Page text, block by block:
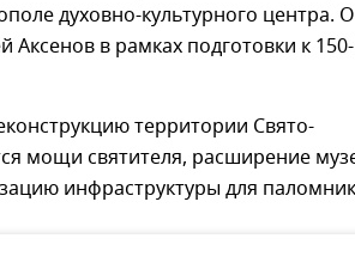
духовно-культурного центра.
в рамках подготовки к 150-
территории Свято-
мощи святителя, расширение
инфраструктуры для